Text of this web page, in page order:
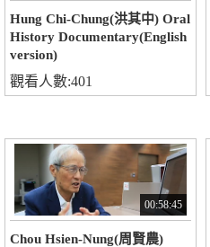
Hung Chi-Chung(洪其中) Oral
History Documentary(English
version)
觀看人數:401
00:58:45
Chou Hsien-Nung(周賢農)